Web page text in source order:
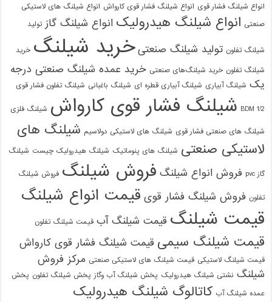
انواع شیلنگ فشار قوی انواع شیلنگ فشار قوی کارواش انواع شیلنگ های لاستیکی
صنعتی انواع شیلنگ هیدرولیک انواع شیلنگ گاز تولید
شیلنگ تفلون تولید شیلنگ صنعتی خرید شیلنگ خرید
شیلنگ تفلون خرید شیلنگ‌های صنعتی خرید عمده شیلنگ صنعتی درجه
یک شیلنگ آبیاری شیلنگ آبیاری قطره ای شیلنگ باغبانی شیلنگ تفلون فشار قوی
1/2 BDM شیلنگ فشار قوی کارواش شیلنگ فلزی
شیلنگ های صنعتی فشار قوی شیلنگ های لاستیکی دولاسیم شیلنگ های
لاستیکی صنعتی شیلنگ های پنوماتیک شیلنگ هیدرولیک چیست شیلنگ
گاز pvc فروش انواع شیلنگ فروش شیلنگ فروش شیلنگ
تفلون فروش شیلنگ فشار قوی قیمت انواع شیلنگ
قیمت شیلنگ قیمت شیلنگ آب قیمت شیلنگ تفلون
قیمت شیلنگ سیمی قیمت شیلنگ فشار قوی کارواش
قیمت شیلنگ لاستیکی قیمت شیلنگ های لاستیکی صنعتی مرکز فروش
شیلنگ نشتی شیلنگ هیدرولیک پخش شیلنگ آب وگاز پخش شیلنگ تفلون پخش
عمده شیلنگ آب کاتالوگ شیلنگ هیدرولیک